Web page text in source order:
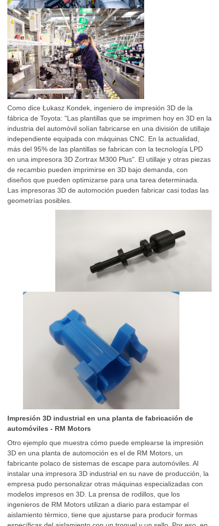
Como dice Łukasz Kondek, ingeniero de impresión 3D de la
fábrica de Toyota: "Las plantillas que se imprimen hoy en 3D en la
industria del automóvil solían fabricarse en una división de utillaje
independiente equipada con máquinas CNC. En la actualidad,
más del 95% de las plantillas se fabrican con la tecnología LPD
en una impresora 3D Zortrax M300 Plus". El utillaje y otras piezas
de recambio pueden imprimirse en 3D bajo demanda, con
diseños que pueden optimizarse para una tarea determinada.
Las impresoras 3D de automoción pueden fabricar casi todas las
geometrías posibles.
Impresión 3D industrial en una planta de fabricación de
automóviles - RM Motors
Otro ejemplo que muestra cómo puede emplearse la impresión
3D en una planta de automoción es el de RM Motors, un
fabricante polaco de sistemas de escape para automóviles. Al
instalar una impresora 3D industrial en su nave de producción, la
empresa pudo personalizar otras máquinas especializadas con
modelos impresos en 3D. La prensa de rodillos, que los
ingenieros de RM Motors utilizan a diario para estampar el
aislamiento térmico, tiene que ajustarse para producir formas